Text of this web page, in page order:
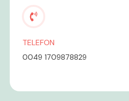
TELEFON
0049 1709878829